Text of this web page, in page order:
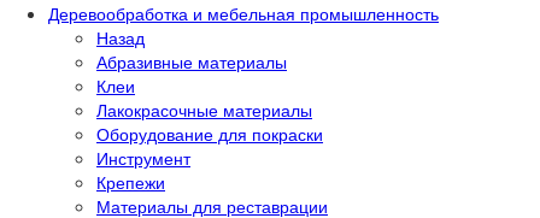
Деревообработка и мебельная промышленность
Назад
Абразивные материалы
Клеи
Лакокрасочные материалы
Оборудование для покраски
Инструмент
Крепежи
Материалы для реставрации